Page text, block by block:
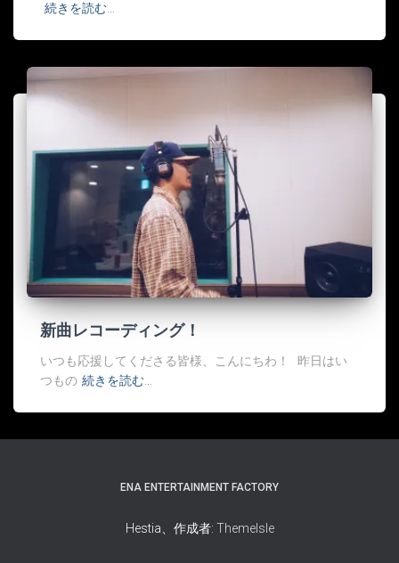
続きを読む…
新曲レコーディング！
いつも応援してくださる皆様、こんにちわ！ 昨日はい
つもの 続きを読む…
ENA ENTERTAINMENT FACTORY
Hestia、作成者: ThemeIsle